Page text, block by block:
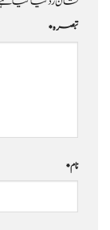
تبصرہ*
نام*